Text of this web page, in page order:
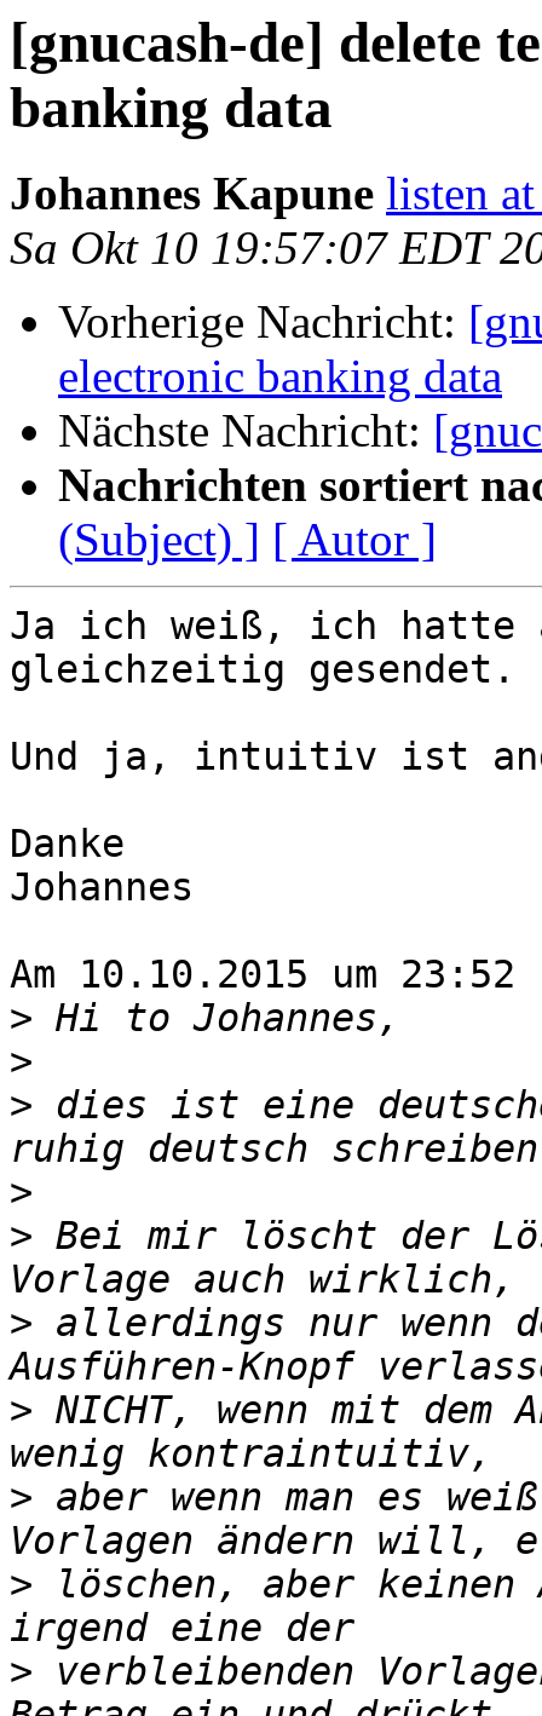
[gnucash-de] delete
banking data
Johannes Kapune listen
Sa Okt 10 19:57:07 EDT
Vorherige Nachricht:
electronic banking data
Nächste Nachricht:
Nachrichten sortiert
(Subject) ] [ Autor ]
Ja ich weiß, ich hatte
gleichzeitig gesendet.
Und ja, intuitiv ist
Danke
Johannes
Am 10.10.2015 um
>
>
> dies ist eine
>
> Bei mir löscht der
> allerdings nur wenn
> NICHT, wenn mit
> aber wenn man es
> löschen, aber keinen
> verbleibenden